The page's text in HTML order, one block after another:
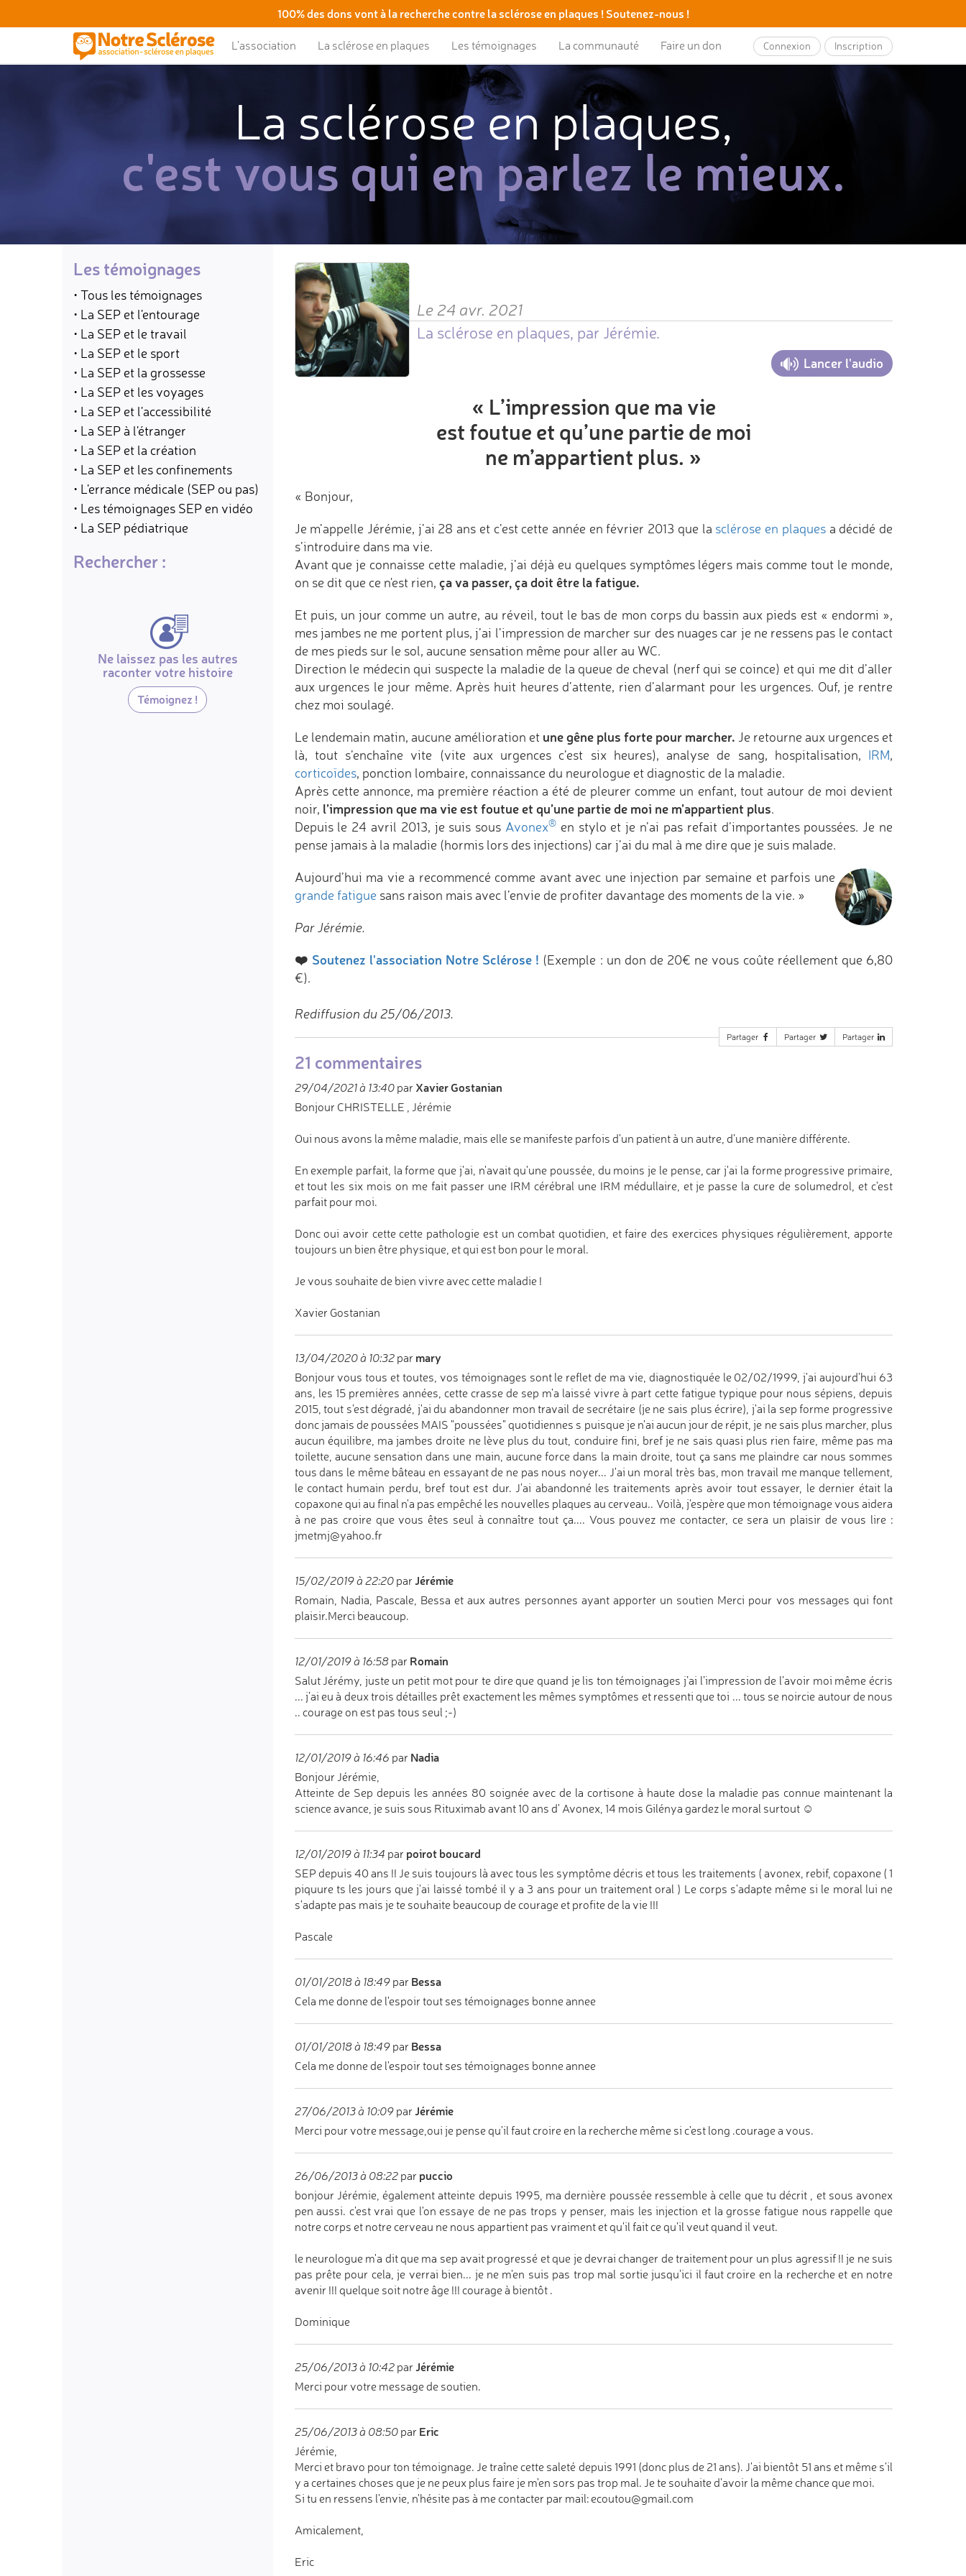
100% des dons vont à la recherche contre la sclérose en plaques ! Soutenez-nous !
L’association La sclérose en plaques Les témoignages La communauté Faire un don Connexion Inscription
La sclérose en plaques,
c'est vous qui en parlez le mieux.
Les témoignages
• Tous les témoignages
• La SEP et l'entourage
• La SEP et le travail
• La SEP et le sport
• La SEP et la grossesse
• La SEP et les voyages
• La SEP et l'accessibilité
• La SEP à l'étranger
• La SEP et la création
• La SEP et les confinements
• L'errance médicale (SEP ou pas)
• Les témoignages SEP en vidéo
• La SEP pédiatrique
Rechercher :
Ne laissez pas les autres
raconter votre histoire
Témoignez !
Le 24 avr. 2021
La sclérose en plaques, par Jérémie.
Lancer l'audio
« L’impression que ma vie
est foutue et qu’une partie de moi
ne m’appartient plus. »
« Bonjour,
Je m’appelle Jérémie, j’ai 28 ans et c’est cette année en février 2013 que la sclérose en plaquesa décidé de
s’introduire dans ma vie.
Avant que je connaisse cette maladie, j’ai déjà eu quelques symptômes légers mais comme tout le monde,
on se dit que ce n'est rien, ça va passer, ça doit être la fatigue.
Et puis, un jour comme un autre, au réveil, tout le bas de mon corps du bassin aux pieds est « endormi »,
mes jambes ne me portent plus, j’ai l’impression de marcher sur des nuages car je ne ressens pas le contact
de mes pieds sur le sol, aucune sensation même pour aller au WC.
Direction le médecin qui suspecte la maladie de la queue de cheval (nerf qui se coince) et qui me dit d’aller
aux urgences le jour même. Après huit heures d’attente, rien d’alarmant pour les urgences. Ouf, je rentre
chez moi soulagé.
Le lendemain matin, aucune amélioration et une gêne plus forte pour marcher. Je retourne aux urgences et
là, tout s’enchaîne vite (vite aux urgences c’est six heures), analyse de sang, hospitalisation, IRM,
corticoïdes, ponction lombaire, connaissance du neurologue et diagnostic de la maladie.
Après cette annonce, ma première réaction a été de pleurer comme un enfant, tout autour de moi devient
noir, l’impression que ma vie est foutue et qu’une partie de moi ne m’appartient plus.
Depuis le 24 avril 2013, je suis sous Avonex® en stylo et je n’ai pas refait d’importantes poussées. Je ne
pense jamais à la maladie (hormis lors des injections) car j’ai du mal à me dire que je suis malade.
Aujourd’hui ma vie a recommencé comme avant avec une injection par semaine et parfois une
grande fatigue sans raison mais avec l’envie de profiter davantage des moments de la vie. »
Par Jérémie.
❤️ Soutenez l'association Notre Sclérose ! (Exemple : un don de 20€ ne vous coûte réellement que 6,80
€).
Rediffusion du 25/06/2013.
Partager Partager Partager
21 commentaires
29/04/2021 à 13:40par Xavier Gostanian
Bonjour CHRISTELLE , Jérémie
Oui nous avons la même maladie, mais elle se manifeste parfois d'un patient à un autre, d'une manière différente.
En exemple parfait, la forme que j'ai, n'avait qu'une poussée, du moins je le pense, car j'ai la forme progressive primaire,
et tout les six mois on me fait passer une IRM cérébral une IRM médullaire, et je passe la cure de solumedrol, et c'est
parfait pour moi.
Donc oui avoir cette cette pathologie est un combat quotidien, et faire des exercices physiques régulièrement, apporte
toujours un bien être physique, et qui est bon pour le moral.
Je vous souhaite de bien vivre avec cette maladie !
Xavier Gostanian
13/04/2020 à 10:32par mary
Bonjour vous tous et toutes, vos témoignages sont le reflet de ma vie, diagnostiquée le 02/02/1999, j'ai aujourd'hui 63
ans, les 15 premières années, cette crasse de sep m'a laissé vivre à part cette fatigue typique pour nous sépiens, depuis
2015, tout s'est dégradé, j'ai du abandonner mon travail de secrétaire (je ne sais plus écrire), j'ai la sep forme progressive
donc jamais de poussées MAIS "poussées" quotidiennes s puisque je n'ai aucun jour de répit, je ne sais plus marcher, plus
aucun équilibre, ma jambes droite ne lève plus du tout, conduire fini, bref je ne sais quasi plus rien faire, même pas ma
toilette, aucune sensation dans une main, aucune force dans la main droite, tout ça sans me plaindre car nous sommes
tous dans le même bâteau en essayant de ne pas nous noyer... J'ai un moral très bas, mon travail me manque tellement,
le contact humain perdu, bref tout est dur. J'ai abandonné les traitements après avoir tout essayer, le dernier était la
copaxone qui au final n'a pas empêché les nouvelles plaques au cerveau.. Voilà, j'espère que mon témoignage vous aidera
à ne pas croire que vous êtes seul à connaître tout ça.... Vous pouvez me contacter, ce sera un plaisir de vous lire :
jmetmj@yahoo.fr
15/02/2019 à 22:20par Jérémie
Romain, Nadia, Pascale, Bessa et aux autres personnes ayant apporter un soutien Merci pour vos messages qui font
plaisir.Merci beaucoup.
12/01/2019 à 16:58par Romain
Salut Jérémy, juste un petit mot pour te dire que quand je lis ton témoignages j’ai l’impression de l’avoir moi même écris
... j’ai eu à deux trois détailles prêt exactement les mêmes symptômes et ressenti que toi ... tous se noircie autour de nous
.. courage on est pas tous seul ;-)
12/01/2019 à 16:46 par Nadia
Bonjour Jérémie,
Atteinte de Sep depuis les années 80 soignée avec de la cortisone à haute dose la maladie pas connue maintenant la
science avance, je suis sous Rituximab avant 10 ans d' Avonex, 14 mois Gilénya gardez le moral surtout ☺
12/01/2019 à 11:34 par poirot boucard
SEP depuis 40 ans !! Je suis toujours là avec tous les symptôme décris et tous les traitements ( avonex, rebif, copaxone ( 1
piquure ts les jours que j'ai laissé tombé il y a 3 ans pour un traitement oral ) Le corps s'adapte même si le moral lui ne
s'adapte pas mais je te souhaite beaucoup de courage et profite de la vie !!!
Pascale
01/01/2018 à 18:49par Bessa
Cela me donne de l'espoir tout ses témoignages bonne annee
01/01/2018 à 18:49par Bessa
Cela me donne de l'espoir tout ses témoignages bonne annee
27/06/2013 à 10:09par Jérémie
Merci pour votre message,oui je pense qu'il faut croire en la recherche même si c'est long .courage a vous.
26/06/2013 à 08:22par puccio
bonjour Jérémie, également atteinte depuis 1995, ma dernière poussée ressemble à celle que tu décrit , et sous avonex
pen aussi. c'est vrai que l'on essaye de ne pas trops y penser, mais les injection et la grosse fatigue nous rappelle que
notre corps et notre cerveau ne nous appartient pas vraiment et qu'il fait ce qu'il veut quand il veut.
le neurologue m'a dit que ma sep avait progressé et que je devrai changer de traitement pour un plus agressif !! je ne suis
pas prête pour cela, je verrai bien... je ne m'en suis pas trop mal sortie jusqu'ici il faut croire en la recherche et en notre
avenir !!! quelque soit notre âge !!! courage à bientôt .
Dominique
25/06/2013 à 10:42par Jérémie
Merci pour votre message de soutien.
25/06/2013 à 08:50par Eric
Jérémie,
Merci et bravo pour ton témoignage. Je traîne cette saleté depuis 1991 (donc plus de 21 ans). J'ai bientôt 51 ans et même s'il
y a certaines choses que je ne peux plus faire je m'en sors pas trop mal. Je te souhaite d'avoir la même chance que moi.
Si tu en ressens l'envie, n'hésite pas à me contacter par mail: ecoutou@gmail.com
Amicalement,
Eric